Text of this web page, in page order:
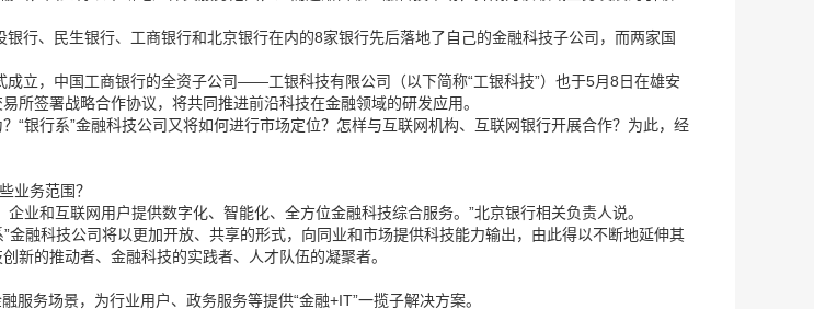
行、民生银行、工商银行和北京银行在内的8家银行先后落地了自己的金融科技子公司，而两家国
立，中国工商银行的全资子公司——工银科技有限公司（以下简称“工银科技”）也于5月8日在雄安
所签署战略合作协议，将共同推进前沿科技在金融领域的研发应用。
银行系”金融科技公司又将如何进行市场定位？怎样与互联网机构、互联网银行开展合作？为此，经
业务范围？
业和互联网用户提供数字化、智能化、全方位金融科技综合服务。”北京银行相关负责人说。
金融科技公司将以更加开放、共享的形式，向同业和市场提供科技能力输出，由此得以不断地延伸其
新的推动者、金融科技的实践者、人才队伍的凝聚者。
务场景，为行业用户、政务服务等提供“金融+IT”一揽子解决方案。